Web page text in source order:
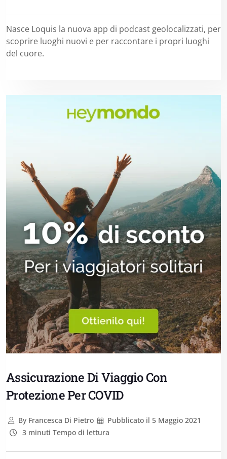
Nasce Loquis la nuova app di podcast geolocalizzati, per
scoprire luoghi nuovi e per raccontare i propri luoghi
del cuore.
Assicurazione Di Viaggio Con
Protezione Per COVID
ByFrancesca Di Pietro Pubblicato il 5 Maggio 2021
3 minuti Tempo di lettura